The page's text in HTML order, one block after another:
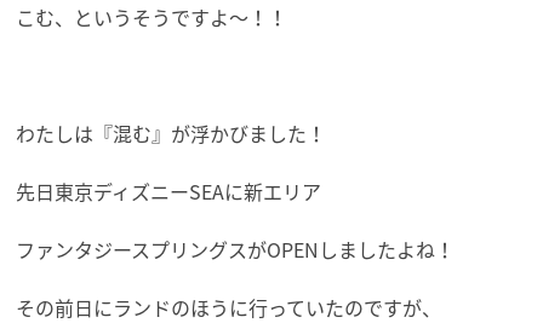
こむ、というそうですよ～！！
わたしは『混む』が浮かびました！
先日東京ディズニーSEAに新エリア
ファンタジースプリングスがOPENしましたよね！
その前日にランドのほうに行っていたのですが、